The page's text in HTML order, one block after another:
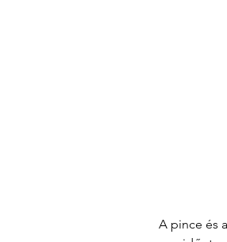
A pince és